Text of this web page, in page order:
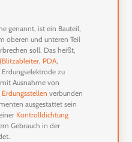
genannt, ist ein Bauteil,
oberen und unteren Teil
soll. Das heißt,
(Blitzableiter, PDA,
zu
Ausnahme von
Erdungsstellen verbunden
ausgestattet sein
Kontrolldichtung
Gebrauch in der